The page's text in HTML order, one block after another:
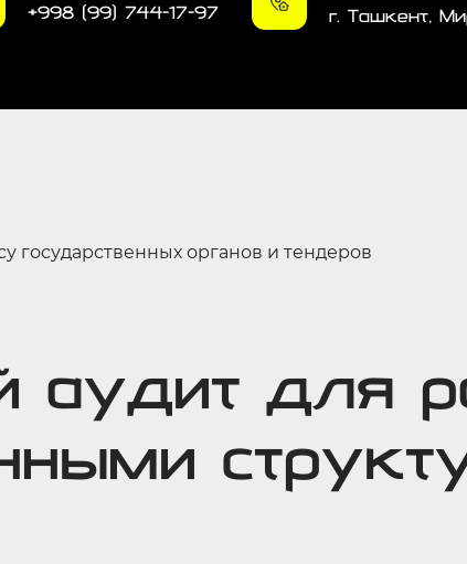
г. Ташкент,
+998 (99) 744-17-97
государственных органов и тендеров
аудит для